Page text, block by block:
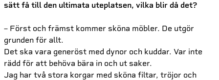
sätt få till den ultimata uteplatsen, vilka blir då det?
– Först och främst kommer sköna möbler. De utgör
grunden för allt.
Det ska vara generöst med dynor och kuddar. Var inte
rädd för att behöva bära in och ut saker.
Jag har två stora korgar med sköna filtar, tröjor och